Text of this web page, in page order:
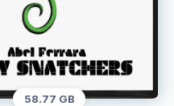
58.77 GB